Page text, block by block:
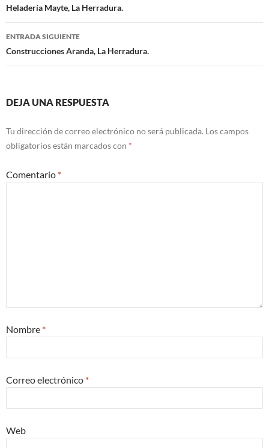
Navegación
de
entradas
Heladería Mayte, La Herradura.
ENTRADA SIGUIENTE
Construcciones Aranda, La Herradura.
DEJA UNA RESPUESTA
Tu dirección de correo electrónico no será publicada. Los campos
obligatorios están marcados con *
Comentario *
Nombre *
Correo electrónico *
Web